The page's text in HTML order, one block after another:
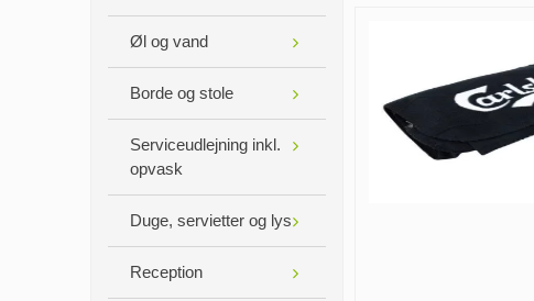
Øl og vand
Borde og stole
Serviceudlejning inkl.
opvask
Duge, servietter og lys
Reception